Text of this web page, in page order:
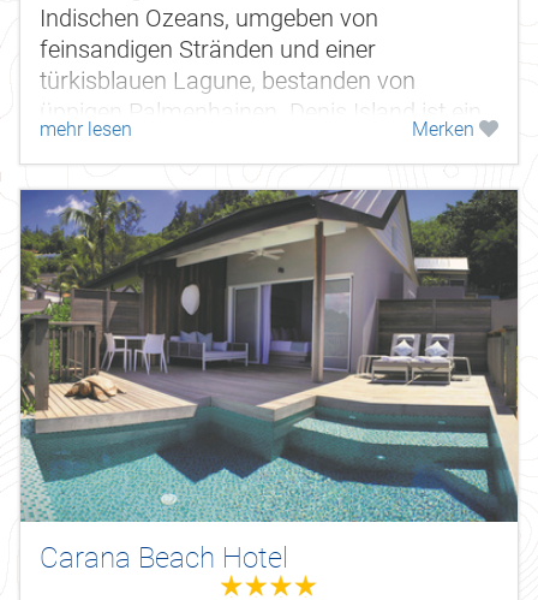
Indischen Ozeans, umgeben von
feinsandigen Stränden und einer
türkisblauen Lagune, bestanden von
üppigen Palmenhainen. Denis Island ist ein
Ort, an dem Sie baden können, an dem Sie
sich erholen...
mehr lesen Merken
Carana Beach Hotel
4.0